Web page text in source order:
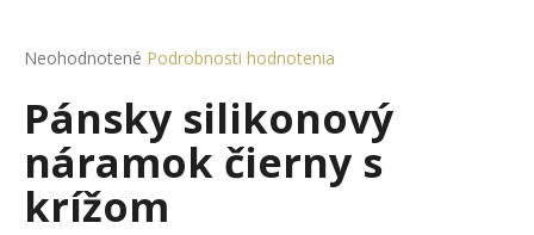
Priemerné
produktu
je
5
hviezdičiek.
Neohodnotené Podrobnosti hodnotenia
Pánsky silikonový
náramok čierny s
krížom
j
ť
?